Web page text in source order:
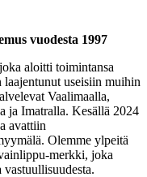
vuodesta 1997
aloitti toimintansa
useisiin muihin
Vaalimaalla,
ja Imatralla. Kesällä 2024
avattiin
Olemme ylpeitä
merkki, joka